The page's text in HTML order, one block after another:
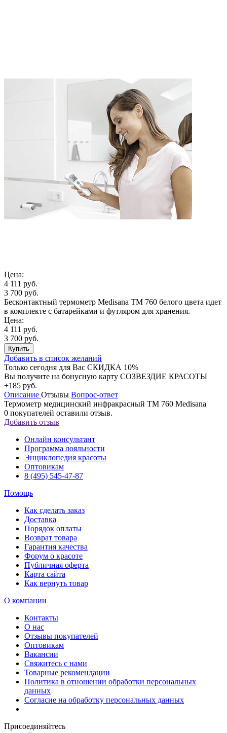
Цена:
4 111 руб.
3 700 руб.
Бесконтактный термометр Medisana TM 760 белого цвета идет
в комплекте с батарейками и футляром для хранения.
Цена:
4 111 руб.
3 700 руб.
Купить
Добавить в список желаний
Только сегодня для Вас СКИДКА 10%
Вы получите на бонусную карту СОЗВЕЗДИЕ КРАСОТЫ
+185 руб.
Описание Отзывы Вопрос-ответ
Термометр медицинский инфракрасный TM 760 Medisana
0 покупателей оставили отзыв.
Добавить отзыв
Онлайн консультант
Программа лояльности
Энциклопедия красоты
Оптовикам
8 (495) 545-47-87
Помощь
Как сделать заказ
Доставка
Порядок оплаты
Возврат товара
Гарантия качества
Форум о красоте
Публичная оферта
Карта сайта
Как вернуть товар
О компании
Контакты
О нас
Отзывы покупателей
Оптовикам
Вакансии
Свяжитесь с нами
Товарные рекомендации
Политика в отношении обработки персональных
данных
Согласие на обработку персональных данных
Присоединяйтесь